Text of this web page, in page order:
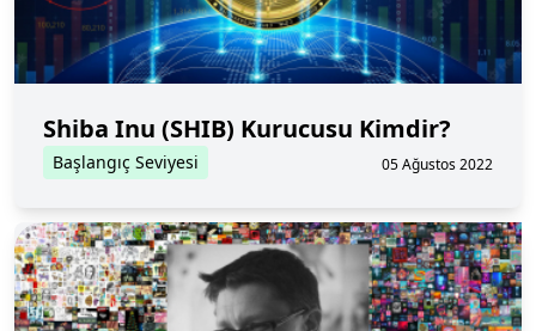
Shiba Inu (SHIB) Kurucusu Kimdir?
Başlangıç Seviyesi 05 Ağustos 2022